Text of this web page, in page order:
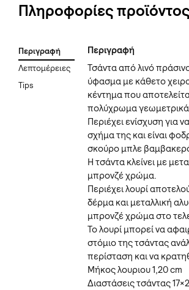
Πληροφορίες προϊόντος
Περιγραφή
Λεπτομέρειες
Tips
Περιγραφή
Τσάντα από λινό
ύφασμα με κάθετο
κέντημα που
πολύχρωμα γεωμετρικά
Περιέχει ενίσχυση για
σχήμα της και είναι
σκούρο μπλε
Η τσάντα κλείνει με
μπρονζέ χρώμα.
Περιέχει λουρί
δέρμα και μεταλλική
μπρονζέ χρώμα στο
Το λουρί μπορεί να
στόμιο της τσάντας
περίσταση και να
Μήκος λουριου 1,20 cm
Διαστάσεις τσάντας